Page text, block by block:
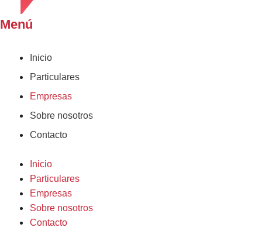
Menú
Inicio
Particulares
Empresas
Sobre nosotros
Contacto
Inicio
Particulares
Empresas
Sobre nosotros
Contacto